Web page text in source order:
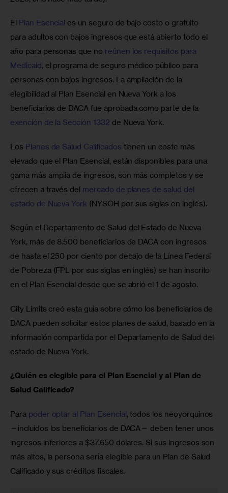
El Plan Esencial es un seguro de bajo costo o gratuito
para adultos con bajos ingresos que está abierto todo el
año para personas que no reúnen los requisitos para
Medicaid, el programa de seguro médico público para
personas con bajos ingresos. La ampliación de la
elegibilidad al Plan Esencial en Nueva York a los
beneficiarios de DACA fue aprobada como parte de la
exención de la Sección 1332 de Nueva York.
Los Planes de Salud Calificados tienen un coste más
elevado que el Plan Esencial, están disponibles para una
gama más amplia de ingresos, son más completos y se
ofrecen a través del mercado de planes de salud del
estado de Nueva York (NYSOH por sus siglas en inglés).
Según el Departamento de Salud del Estado de Nueva
York, más de 8.500 beneficiarios de DACA con ingresos
de hasta el 250 por ciento por debajo de la Línea Federal
de Pobreza (FPL por sus siglas en inglés) se han inscrito
en el Plan Esencial desde que se abrió el 1 de agosto.
City Limits creó esta guía sobre cómo los beneficiarios de
DACA pueden solicitar estos planes de salud, basado en la
información compartida por el Departamento de Salud del
estado de Nueva York.
¿Quién es elegible para el Plan Esencial y al Plan de
Salud Calificado?
Para poder optar al Plan Esencial, todos los neoyorquinos
—incluidos los beneficiarios de DACA— deben tener unos
ingresos inferiores a $37.650 dólares. Si sus ingresos son
más altos, la persona sería elegible para un Plan de Salud
Calificado y sus créditos fiscales.